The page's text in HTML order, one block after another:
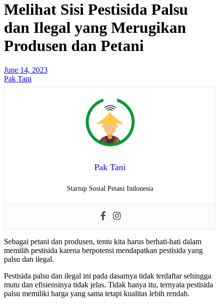
Melihat Sisi Pestisida Palsu
dan Ilegal yang Merugikan
Produsen dan Petani
June 14, 2023
Pak Tani
Pak Tani
Startup Sosial Petani Indonesia
Sebagai petani dan produsen, tentu kita harus berhati-hati dalam
memilih pestisida karena berpotensi mendapatkan pestisida yang
palsu dan ilegal.
Pestisida palsu dan ilegal ini pada dasarnya tidak terdaftar sehingga
mutu dan efisiensinya tidak jelas. Tidak hanya itu, ternyata pestisida
palsu memiliki harga yang sama tetapi kualitas lebih rendah.